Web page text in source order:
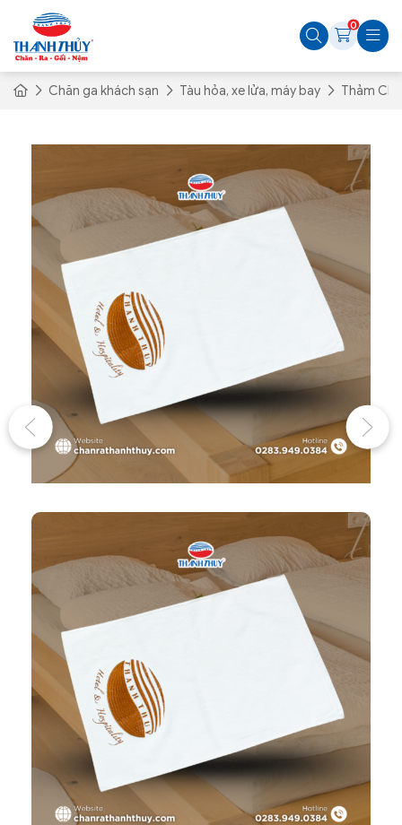
0
Chăn ga khách sạn Tàu hỏa, xe lửa, máy bay Thảm